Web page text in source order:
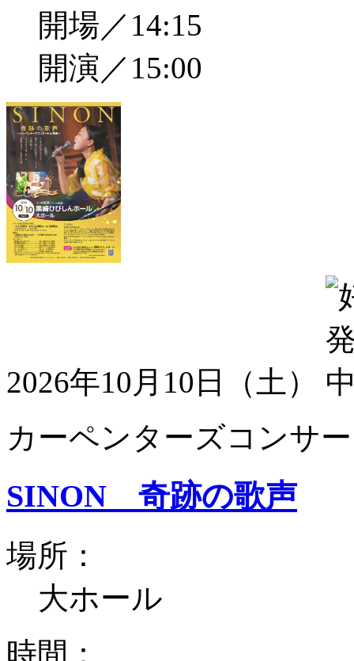
開場／14:15
開演／15:00
2026年10月10日（土）
カーペンターズコンサ
SINON 奇跡の歌声
場所：
大ホール
時間：